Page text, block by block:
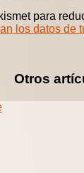
para
los datos de
Otros